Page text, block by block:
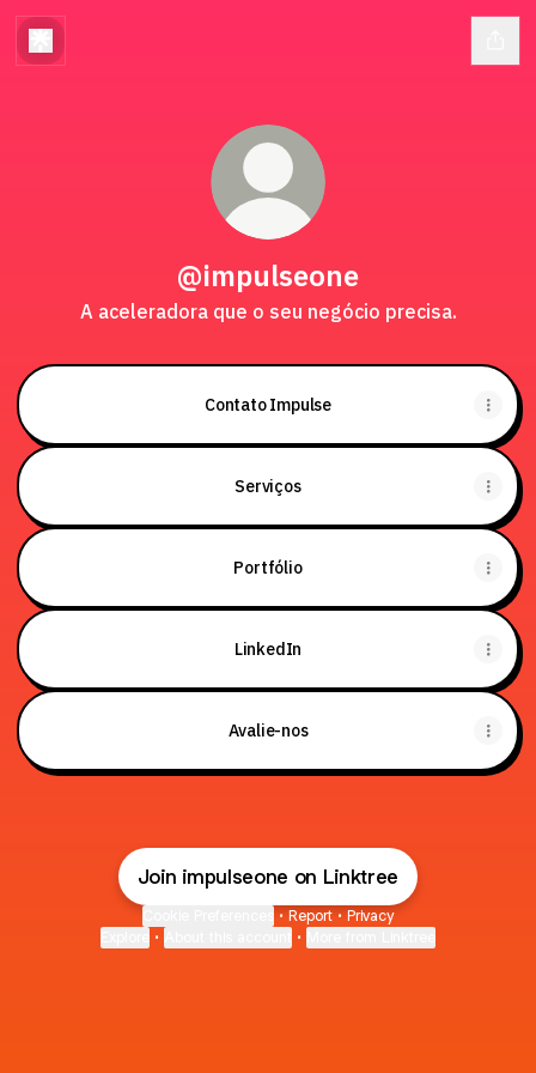
@impulseone
A aceleradora que o seu negócio precisa.
Contato Impulse
Serviços
Portfólio
LinkedIn
Avalie-nos
Join impulseone on Linktree
• Report • Privacy
• •